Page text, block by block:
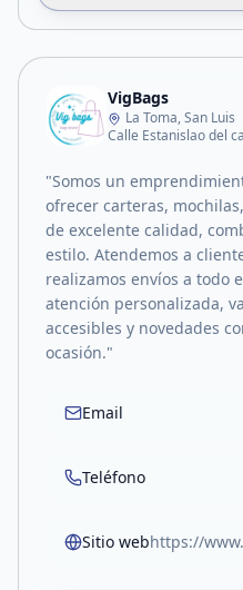
VigBags
La Toma, San Luis
Calle Estanislao del
"Somos un
ofrecer carteras,
de excelente calidad,
estilo. Atendemos a
realizamos envíos a todo
atención personalizada,
accesibles y novedades
ocasión."
Email
Teléfono
Sitio web